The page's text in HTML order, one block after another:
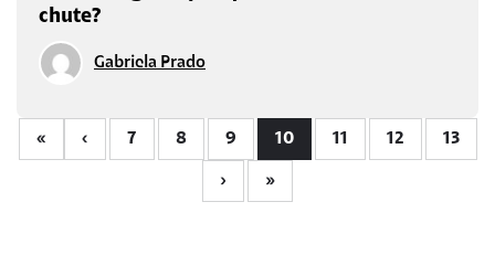
chute?
Gabriela Prado
« ‹ 7 8 9 10 11 12 13
› »